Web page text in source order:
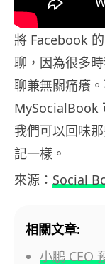
將 Facebook
聊，因為很多
聊兼無關痛癢
MySocialBook
我們可以回味
記一樣。
來源： Social
相關文章:
小鵬 CEO